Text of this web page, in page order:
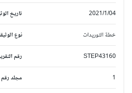
تاريخ الوثيقة 2021/1/04
نوع الوثيقة خطة التوريدات
رقم التقرير STEP43160
مجلد رقم